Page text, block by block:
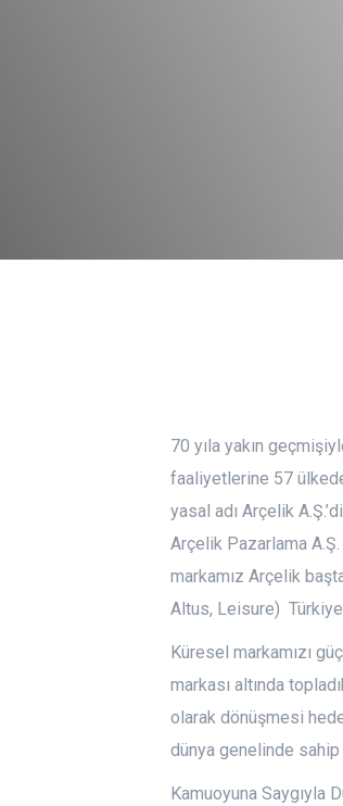
70 yıla yakın
faaliyetlerine 57
yasal adı Arçelik
Arçelik Pazarlama
markamız Arçelik
Altus, Leisure) Türkiye
Küresel markamızı
markası altında
olarak dönüşmesi
dünya genelinde
Kamuoyuna Saygıyla